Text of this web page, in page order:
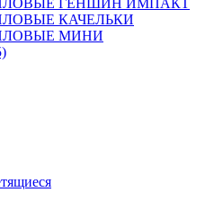
ГЕНШИН ИМПАКТ
КАЧЕЛЬКИ
МИНИ